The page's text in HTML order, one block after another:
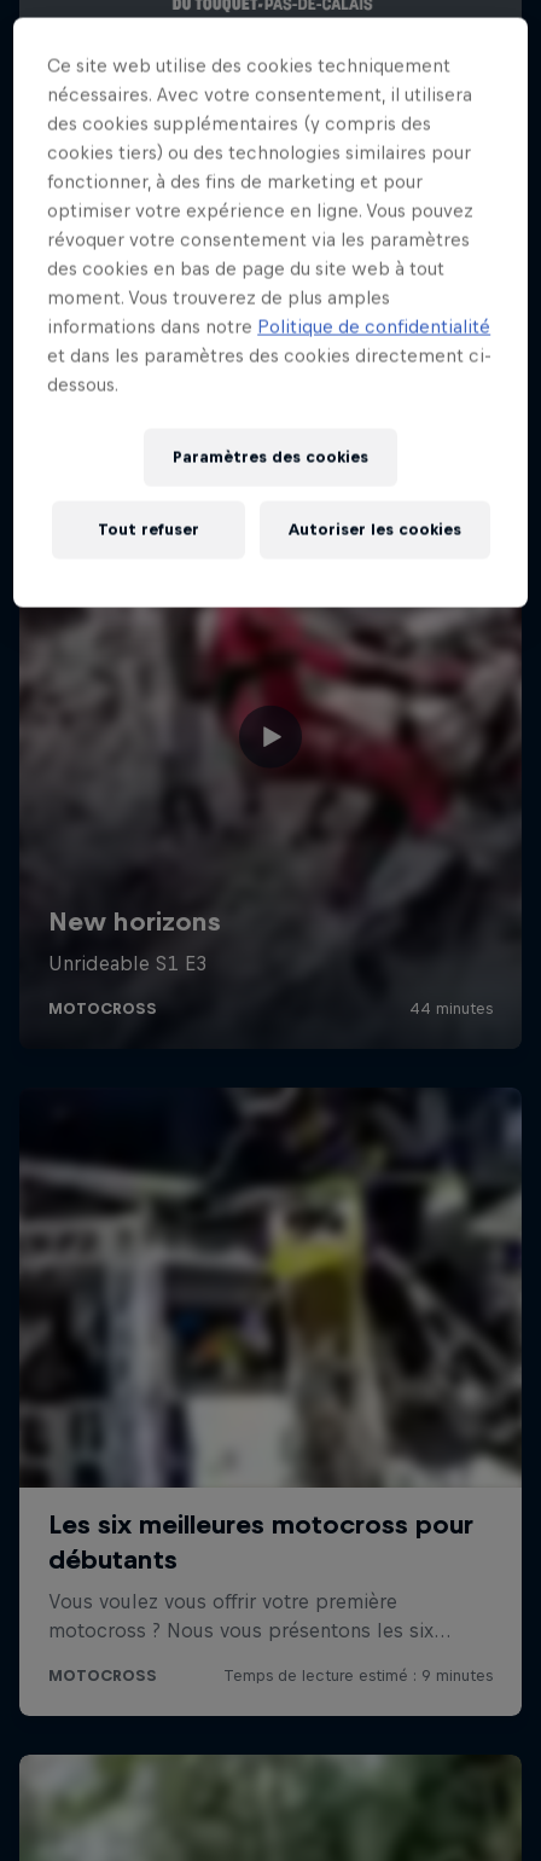
Enduropale du Touquet Pas-de-Calais
2026
13 – 15 Février 2026
Le Touquet, France
MOTOCROSS
Voir le replay
Ce site web utilise des cookies techniquement
nécessaires. Avec votre consentement, il utilisera
des cookies supplémentaires (y compris des
cookies tiers) ou des technologies similaires pour
fonctionner, à des fins de marketing et pour
optimiser votre expérience en ligne. Vous pouvez
révoquer votre consentement via les paramètres
des cookies en bas de page du site web à tout
moment. Vous trouverez de plus amples
informations dans notre Politique de confidentialité
et dans les paramètres des cookies directement ci-
dessous.
Paramètres des cookies
Tout refuser Autoriser les cookies